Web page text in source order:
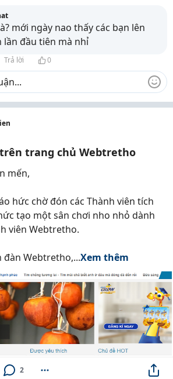
mới ngày nao thấy các bạn lên
đầu tiên mà nhỉ
Trả lời 0
trang chủ Webtretho
mến,
hức chờ đón các Thành viên tích
tạo một sân chơi nho nhỏ dành
viên Webtretho.
đàn Webtretho,...Xem thêm
2